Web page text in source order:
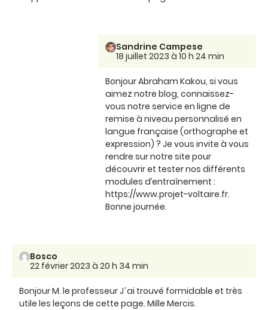
Sandrine Campese
18 juillet 2023 à 10 h 24 min
Bonjour Abraham Kakou, si vous
aimez notre blog, connaissez-
vous notre service en ligne de
remise à niveau personnalisé en
langue française (orthographe et
expression) ? Je vous invite à vous
rendre sur notre site pour
découvrir et tester nos différents
modules d’entraînement :
https://www.projet-voltaire.fr.
Bonne journée.
Bosco
22 février 2023 à 20 h 34 min
Bonjour M. le professeur J´ai trouvé formidable et très
utile les leçons de cette page. Mille Mercis.